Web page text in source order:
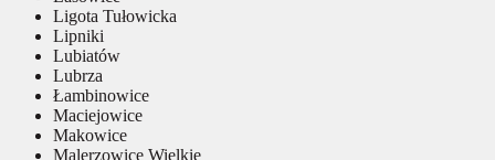
Ligota Tułowicka
Lipniki
Lubiatów
Lubrza
Łambinowice
Maciejowice
Makowice
Malerzowice Wielkie